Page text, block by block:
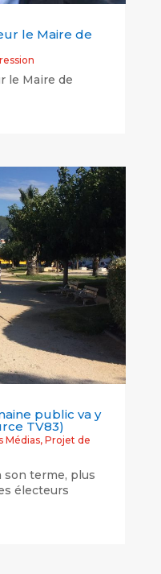
le Maire de
le Maire de
public va y
TV83)
Médias, Projet de
son terme, plus
électeurs